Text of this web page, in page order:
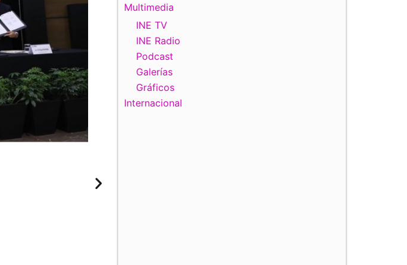
Multimedia
INE TV
INE Radio
Podcast
Galerías
Gráficos
Internacional